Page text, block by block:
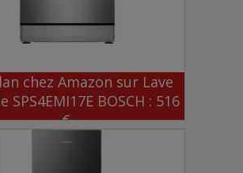
chez Amazon sur Lave
SPS4EMI17E BOSCH : 516
€